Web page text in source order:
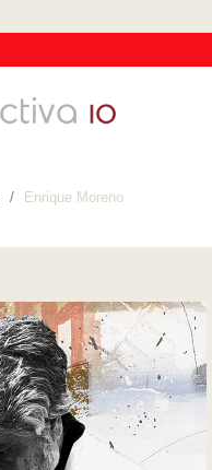
Enrique Moreno